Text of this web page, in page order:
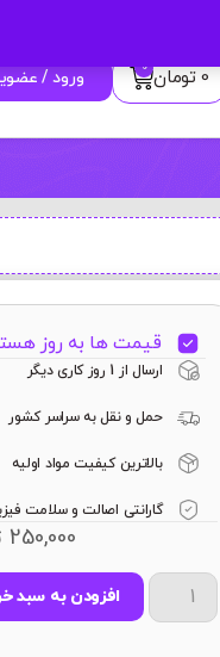
0 تومان 0 ورود /
قیمت ها به روز هستند. (6
ارسال از 1 روز کاری دیگر
حمل و نقل به سراسر کشور
بالاترین کیفیت مواد اولیه
گارانتی اصالت و سلامت
250,000
افزودن به سبد